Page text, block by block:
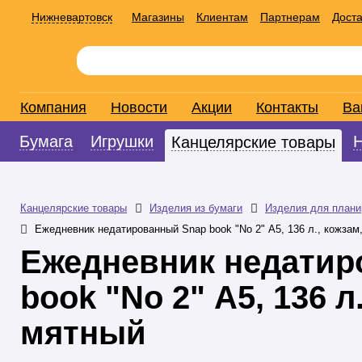
Нижневартовск Магазины Клиентам Партнерам
Компания Новости Акции Контакты
Бумага Игрушки Канцелярские товары
Канцелярские товары Изделия из бумаги
Изделия для
Ежедневник недатированный Snap book "No 2" А5, 136 л.,
Ежедневник
book "No 2" А5, 136
мятный